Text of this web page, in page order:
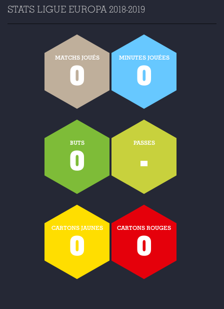
STATS LIGUE EUROPA 2018-2019
MATCHS JOUÉS
0
MINUTES JOUÉES
0
BUTS
0
PASSES
-
CARTONS JAUNES
0
CARTONS ROUGES
0